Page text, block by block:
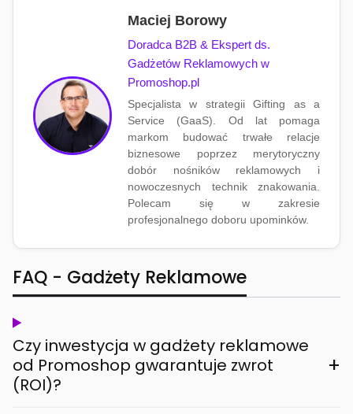
Maciej Borowy
Doradca B2B & Ekspert ds.
Gadżetów Reklamowych w
Promoshop.pl
Specjalista w strategii Gifting as a
Service (GaaS). Od lat pomaga
markom budować trwałe relacje
biznesowe poprzez merytoryczny
dobór nośników reklamowych i
nowoczesnych technik znakowania.
Polecam się w zakresie
profesjonalnego doboru upominków.
FAQ - Gadżety Reklamowe
Czy inwestycja w gadżety reklamowe
od Promoshop gwarantuje zwrot
(ROI)?
+